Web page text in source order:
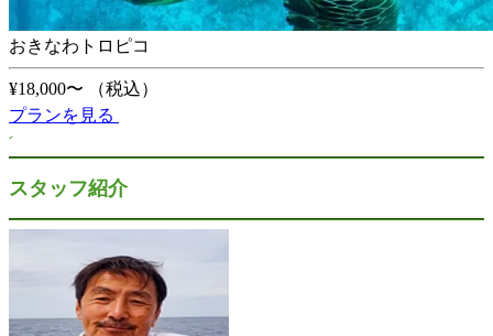
おきなわトロピコ
¥18,000〜
（税込）
プランを見る
スタッフ紹介